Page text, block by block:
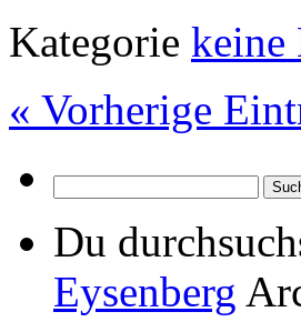
Kategorie keine
« Vorherige
Du
Eysenberg